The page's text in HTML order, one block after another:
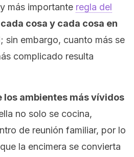
más importante regla del
cosa y cada cosa en
sin embargo, cuanto más se
complicado resulta
los ambientes más vívidos
no solo se cocina,
de reunión familiar, por lo
la encimera se convierta